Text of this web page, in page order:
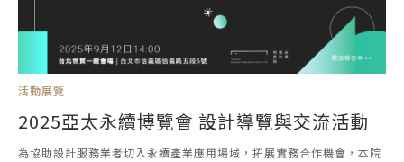
活動展覽
2025亞太永續博覽會 設計導覽與交流活動
為協助設計服務業者切入永續產業應用場域，拓展實務合作機會，本院